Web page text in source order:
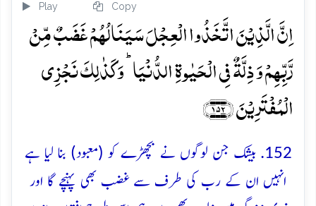
Play Copy
اِنَّ الَّذِیۡنَ اتَّخَذُوا الۡعِجۡلَ سَیَنَالُہُمۡ غَضَبٌ مِّنۡ
رَّبِّہِمۡ وَ ذِلَّۃٌ فِی الۡحَیٰوۃِ الدُّنۡیَا ؕ وَ کَذٰلِکَ نَجۡزِی
الۡمُفۡتَرِیۡنَ ﴿۱۵۲﴾
152. بیشک جن لوگوں نے بچھڑے کو (معبود) بنا لیا ہے
انہیں ان کے رب کی طرف سے غضب بھی پہنچے گا اور